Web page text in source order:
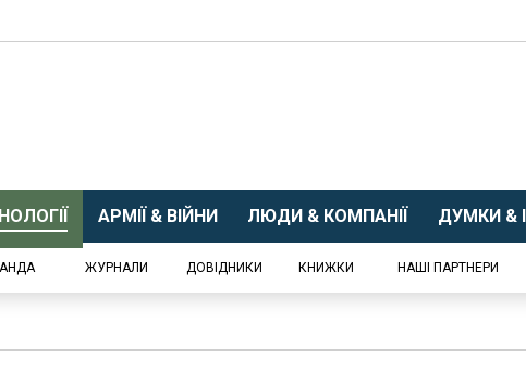
АРМІЇ & ВІЙНИ ЛЮДИ & КОМПАНІЇ ДУМКИ &
ЖУРНАЛИ ДОВІДНИКИ КНИЖКИ НАШІ ПАРТНЕРИ